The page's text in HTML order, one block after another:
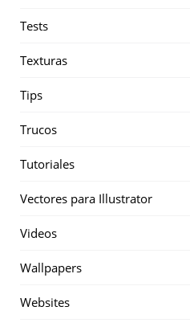
Tests
Texturas
Tips
Trucos
Tutoriales
Vectores para Illustrator
Videos
Wallpapers
Websites